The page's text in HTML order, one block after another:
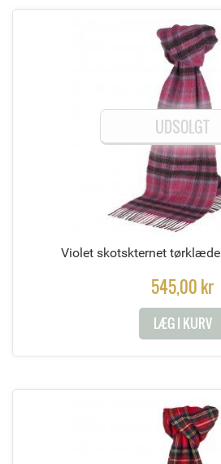
UDSOLGT
Violet skotskternet tørklæde
545,00 kr
LÆG I KURV